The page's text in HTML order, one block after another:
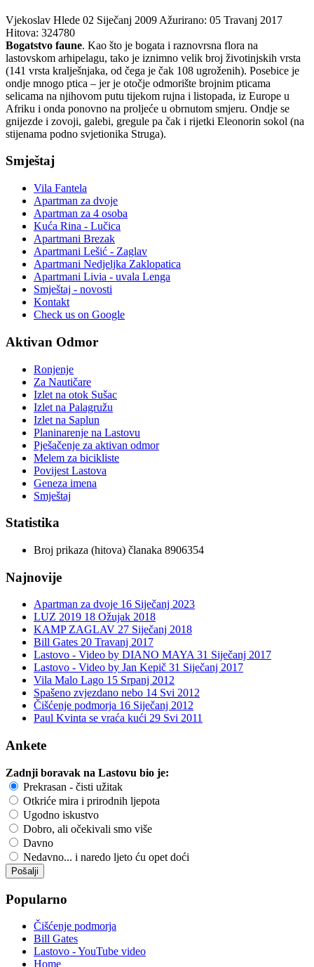
Vjekoslav Hlede 02 Siječanj 2009 Ažurirano: 05 Travanj 2017
Hitova: 324780
Bogatstvo faune. Kao što je bogata i raznovrsna flora na
lastovskom arhipelagu, tako je iznimno velik broj životinjskih vrsta
(141 vrsta kralješnjaka, od čega je čak 108 ugroženih). Posebice je
ondje mnogo ptica – jer je otočje odmorište brojnim pticama
selicama na njihovom putu tijekom rujna i listopada, iz Europe u
Afriku i onda ponovno na proljeće u obrnutom smjeru. Ondje se
gnijezde i zovoji, galebi, gregule pa čak i rijetki Eleonorin sokol (na
stijenama podno svjetionika Struga).
Smještaj
Vila Fantela
Apartman za dvoje
Apartman za 4 osoba
Kuća Rina - Lučica
Apartmani Brezak
Apartmani Lešić - Zaglav
Apartmani Nedjeljka Zaklopatica
Apartmani Livia - uvala Lenga
Smještaj - novosti
Kontakt
Check us on Google
Aktivan Odmor
Ronjenje
Za Nautičare
Izlet na otok Sušac
Izlet na Palagružu
Izlet na Saplun
Planinarenje na Lastovu
Pješačenje za aktivan odmor
Melem za bicikliste
Povijest Lastova
Geneza imena
Smještaj
Statistika
Broj prikaza (hitova) članaka 8906354
Najnovije
Apartman za dvoje 16 Siječanj 2023
LUZ 2019 18 Ožujak 2018
KAMP ZAGLAV 27 Siječanj 2018
Bill Gates 20 Travanj 2017
Lastovo - Video by DIANO MAYA31 Siječanj 2017
Lastovo - Video by Jan Kepič 31 Siječanj 2017
Vila Malo Lago 15 Srpanj 2012
Spašeno zvjezdano nebo 14 Svi 2012
Čišćenje podmorja 16 Siječanj 2012
Paul Kvinta se vraća kući 29 Svi 2011
Ankete
Zadnji boravak na Lastovu bio je:
Prekrasan - čisti užitak
Otkriće mira i prirodnih ljepota
Ugodno iskustvo
Dobro, ali očekivali smo više
Davno
Nedavno... i naredo ljeto ću opet doći
Popularno
Čišćenje podmorja
Bill Gates
Lastovo - YouTube video
Home